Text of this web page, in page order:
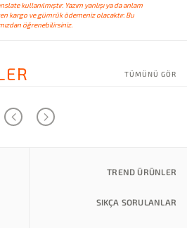
kullanılmıştır. Yazım yanlışı ya da anlam
kargo ve gümrük ödemeniz olacaktır. Bu
öğrenebilirsiniz.
TÜMÜNÜ GÖR
TREND ÜRÜNLER
SIKÇA SORULANLAR